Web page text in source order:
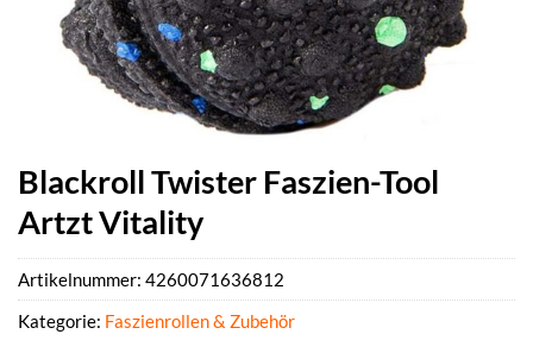
Blackroll Twister Faszien-Tool
Artzt Vitality
Artikelnummer: 4260071636812
Kategorie: Faszienrollen & Zubehör